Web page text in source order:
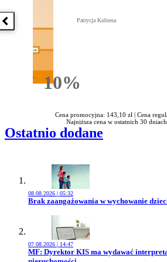
Poprzednia książka
10%Rabatu
Patrycja Kubiesa
Cena promocyjna: 143,10 zł | Cena
Najniższa cena w ostatnich 30
Ostatnio dodane
08.08.2026 | 05:32
Przejdź do artykułu:
Brak zaangażowania w wychowanie
07.08.2026 | 14:47
Przejdź do artykułu:
MF: Dyrektor KIS ma wydawać